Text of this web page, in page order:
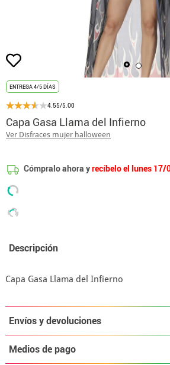
ENTREGA 4/5 DÍAS
4.55/5.00
Capa Gasa Llama del Infierno
Ver Disfraces mujer halloween
Cómpralo ahora yrecíbelo el lunes
Descripción
Capa Gasa Llama del Infierno
Envíos y devoluciones
Medios de pago